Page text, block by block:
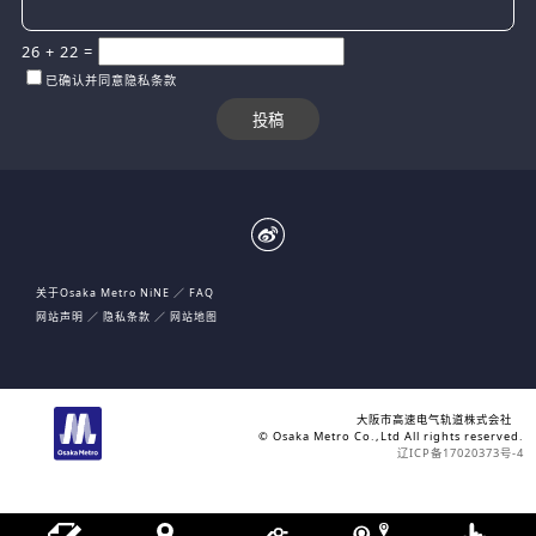
26 + 22 =
已确认并同意隐私条款
关于Osaka Metro NiNE
FAQ
网站声明
隐私条款 网站地图
大阪市高速电气轨道株式会社
© Osaka Metro Co.,Ltd All rights reserved.
辽ICP备17020373号-4